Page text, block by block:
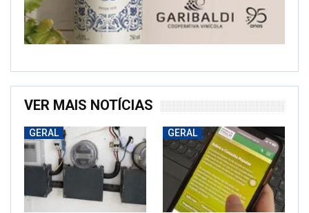
VER MAIS NOTÍCIAS
GERAL GERAL